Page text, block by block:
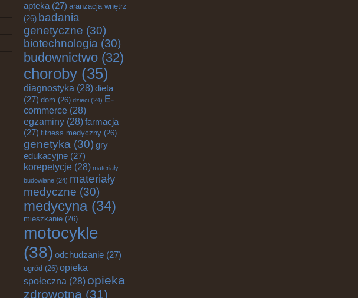
apteka (27) aranżacja wnętrz
(26) badania
genetyczne (30)
biotechnologia (30)
budownictwo (32)
choroby (35)
diagnostyka (28)dieta
(27) dom (26) dzieci (24) E-
commerce (28)
egzaminy (28)farmacja
(27) fitness medyczny (26)
genetyka (30) gry
edukacyjne (27)
korepetycje (28) materiały
budowlane (24) materiały
medyczne (30)
medycyna(34)
mieszkanie (26)
motocykle
(38) odchudzanie (27)
ogród (26) opieka
społeczna (28) opieka
zdrowotna (31)